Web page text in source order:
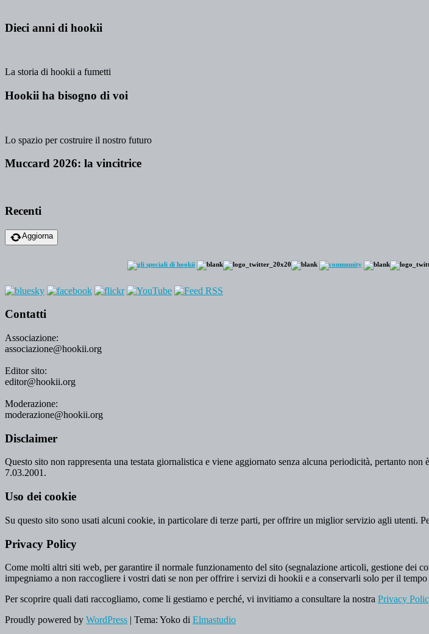
Dieci anni di hookii
La storia di hookii a fumetti
Hookii ha bisogno di voi
Lo spazio per costruire il nostro futuro
Muccard 2026: la vincitrice
Recenti
Aggiorna
Contatti
Associazione:
associazione@hookii.org
Editor sito:
editor@hookii.org
Moderazione:
moderazione@hookii.org
Disclaimer
Questo sito non rappresenta una testata giornalistica e viene aggiornato senza alcuna periodicità, pertanto
7.03.2001.
Uso dei cookie
Su questo sito sono usati alcuni cookie, in particolare di terze parti, per offrire un miglior servizio agli utenti.
Privacy Policy
Come molti altri siti web, per garantire il normale funzionamento del sito (segnalazione articoli, gestione
impegniamo a non raccogliere i vostri dati se non per offrire i servizi di hookii e a conservarli solo per il
Per scoprire quali dati raccogliamo, come li gestiamo e perché, vi invitiamo a consultare la nostra Privacy
Proudly powered by WordPress | Tema: Yoko di Elmastudio